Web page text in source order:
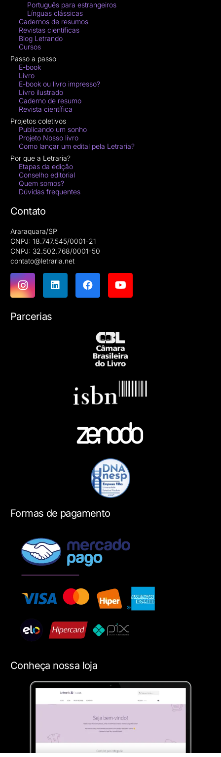
Português para estrangeiros
Línguas clássicas
Cadernos de resumos
Revistas científicas
Blog Letrando
Cursos
Passo a passo
E-book
Livro
E-book ou livro impresso?
Livro ilustrado
Caderno de resumo
Revista científica
Projetos coletivos
Publicando um sonho
Projeto Nosso livro
Como lançar um edital pela Letraria?
Por que a Letraria?
Etapas da edição
Conselho editorial
Quem somos?
Dúvidas frequentes
Contato
Araraquara/SP
CNPJ: 18.747.545/0001-21
CNPJ: 32.502.768/0001-50
contato@letraria.net
Parcerias
Formas de pagamento
Conheça nossa loja